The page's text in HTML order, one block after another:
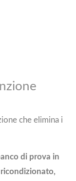
che elimina i
di prova in